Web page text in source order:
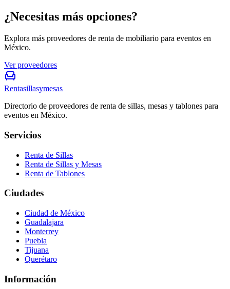
¿Necesitas más opciones?
Explora más proveedores de renta de mobiliario para eventos en
México.
Ver proveedores
Rentasillasymesas
Directorio de proveedores de renta de sillas, mesas y tablones para
eventos en México.
Servicios
Renta de Sillas
Renta de Sillas y Mesas
Renta de Tablones
Ciudades
Ciudad de México
Guadalajara
Monterrey
Puebla
Tijuana
Querétaro
Información